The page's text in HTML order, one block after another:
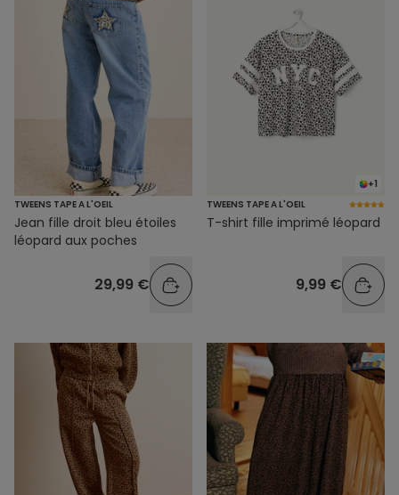
TWEENS TAPE A L'OEIL
Jean fille droit bleu étoiles
léopard aux poches
29,99 €
+1
TWEENS TAPE A L'OEIL
T-shirt fille imprimé léopard
9,99 €